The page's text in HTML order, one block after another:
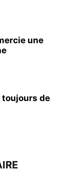
une
toujours de